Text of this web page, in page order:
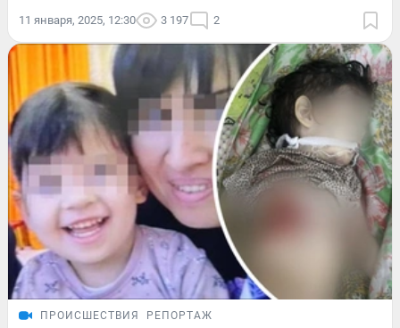
11 января, 2025, 12:30 3 197 2
ПРОИСШЕСТВИЯ РЕПОРТАЖ